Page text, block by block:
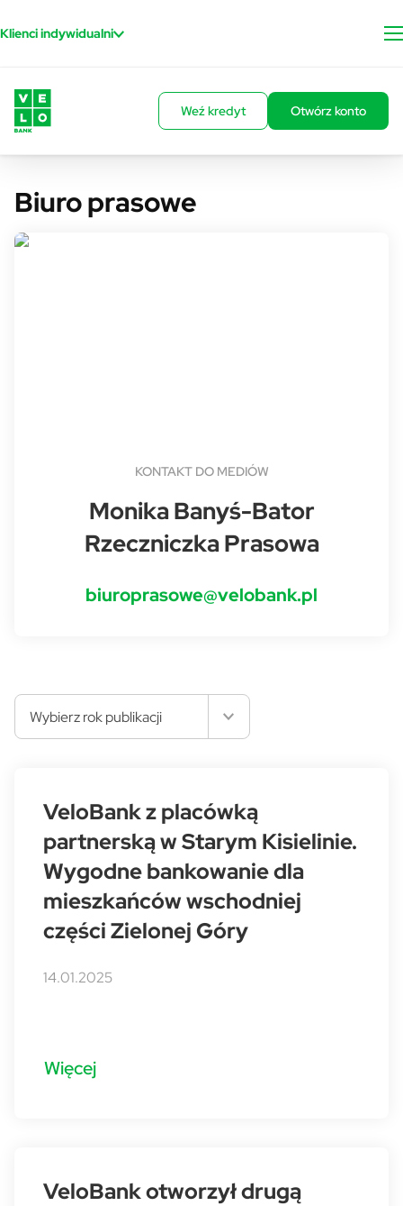
Klienci indywidualni
Weź kredyt Otwórz konto
Biuro prasowe
Rzecznik prasowy
KONTAKT DO MEDIÓW
Monika Banyś-Bator
Rzeczniczka Prasowa
biuroprasowe@velobank.pl
Wybierz rok publikacji
VeloBank z placówką
partnerską w Starym Kisielinie.
Wygodne bankowanie dla
mieszkańców wschodniej
części Zielonej Góry
14.01.2025
Więcej
VeloBank otworzył drugą